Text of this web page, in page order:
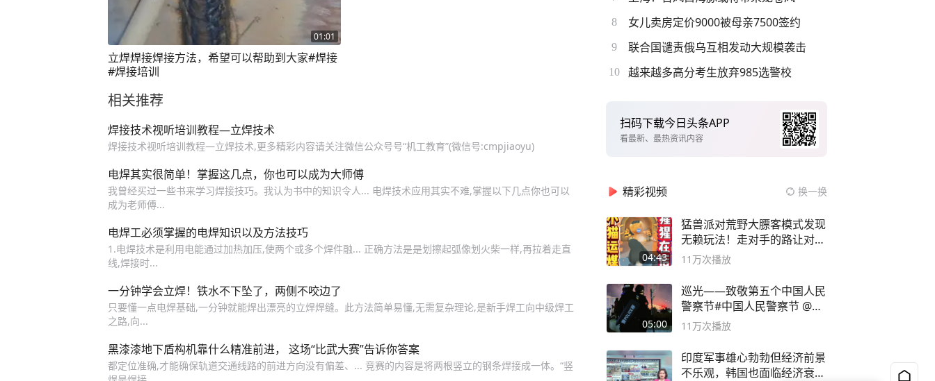
01:01
立焊焊接焊接方法，希望可以帮助到大家#焊接
#焊接培训
相关推荐
焊接技术视听培训教程—立焊技术
焊接技术视听培训教程—立焊技术,更多精彩内容请关注微信公众号号“机工教育”(微信号:cmpjiaoyu)
电焊其实很简单！掌握这几点，你也可以成为大师傅
我曾经买过一些书来学习焊接技巧。我认为书中的知识令人... 电焊技术应用其实不难,掌握以下几点你也可以
成为老师傅...
电焊工必须掌握的电焊知识以及方法技巧
1.电焊技术是利用电能通过加热加压,使两个或多个焊件融... 正确方法是是划擦起弧像划火柴一样,再拉着走直
线,焊接时...
一分钟学会立焊！铁水不下坠了，两侧不咬边了
只要懂一点电焊基础,一分钟就能焊出漂亮的立焊焊缝。此方法简单易懂,无需复杂理论,是新手焊工向中级焊工
之路,向...
黑漆漆地下盾构机靠什么精准前进， 这场“比武大赛”告诉你答案
都定位准确,才能确保轨道交通线路的前进方向没有偏差、... 竞赛的内容是将两根竖立的钢条焊接成一体。“竖
8 女儿卖房定价9000被母亲7500签约
9 联合国谴责俄乌互相发动大规模袭击
10 越来越多高分考生放弃985选警校
扫码下载今日头条APP
看最新、最热资讯内容
精彩视频 换一换
04:43
猛兽派对荒野大膘客模式发现
无赖玩法！走对手的路让对手
无路可走
11万次播放
05:00
巡光——致敬第五个中国人民
警察节#中国人民警察节 @抖
音小助手
11万次播放
印度军事雄心勃勃但经济前景
不乐观，韩国也面临经济衰退